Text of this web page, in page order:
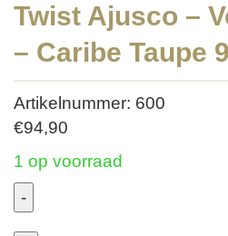
Twist Ajusco –
– Caribe Taupe
Artikelnummer: 600
€94,90
1 op voorraad
-